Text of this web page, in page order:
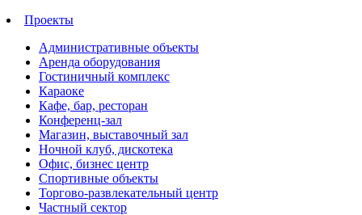
Проекты
Административные объекты
Аренда оборудования
Гостиничный комплекс
Караоке
Кафе, бар, ресторан
Конференц-зал
Магазин, выставочный зал
Ночной клуб, дискотека
Офис, бизнес центр
Спортивные объекты
Торгово-развлекательный центр
Частный сектор